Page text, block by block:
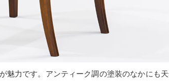
力です。アンティーク調の塗装のなかにも